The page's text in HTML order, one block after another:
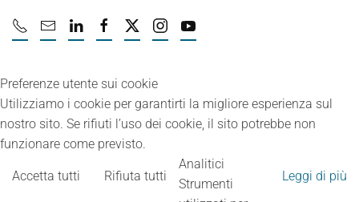
Preferenze utente sui cookie
Utilizziamo i cookie per garantirti la migliore esperienza sul
nostro sito. Se rifiuti l’uso dei cookie, il sito potrebbe non
funzionare come previsto.
Accetta tutti Rifiuta tutti Leggi di più
Analitici
Strumenti